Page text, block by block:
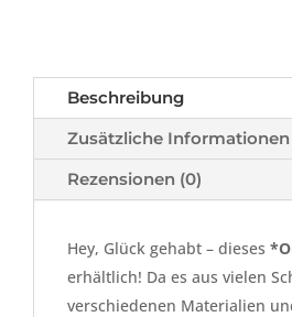
Beschreibung
Zusätzliche Informationen
Rezensionen (0)
Hey, Glück gehabt – dieses
erhältlich! Da es aus vielen
verschiedenen Materialien